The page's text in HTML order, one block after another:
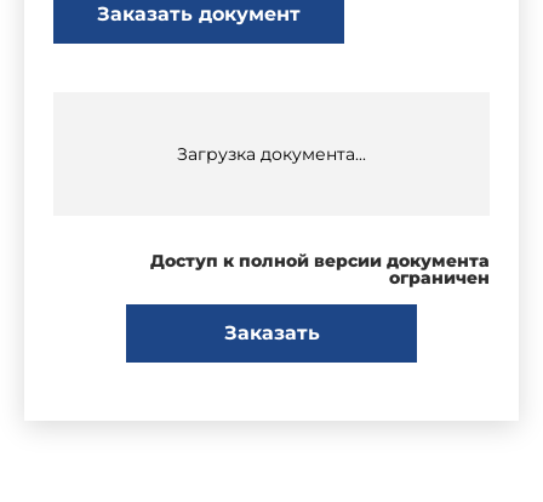
Заказать документ
Загрузка документа...
Доступ к полной версии документа
ограничен
Заказать